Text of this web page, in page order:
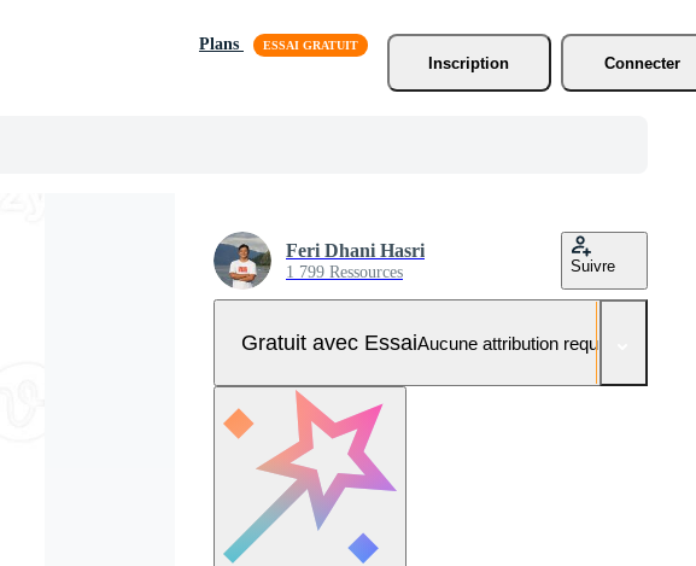
Plans
Inscription
Connecter
Feri Dhani Hasri
1 799 Ressources Suivre
Gratuit avec EssaiAucune attribution requise